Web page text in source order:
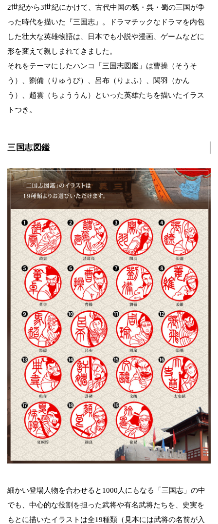
2世紀から3世紀にかけて、古代中国の魏・呉・蜀の三国が争
った時代を描いた『三国志』。ドラマチックなドラマを内包
した壮大な英雄物語は、日本でも小説や漫画、ゲームなどに
形を変えて親しまれてきました。
それをテーマにしたハンコ「三国志図鑑」は曹操（そうそ
う）、劉備（りゅうび）、呂布（りょふ）、関羽（かん
う）、趙雲（ちょううん）といった英雄たちを描いたイラス
トつき。
三国志図鑑
細かい登場人物を合わせると1000人にもなる「三国志」の中
でも、中心的な役割を担った武将や有名武将たちを、史実を
もとに描いたイラストは全19種類（見本には武将の名前が入